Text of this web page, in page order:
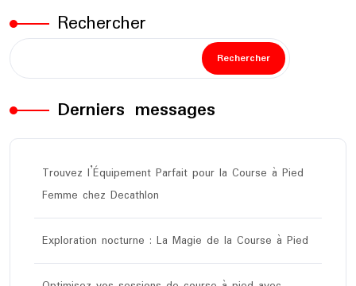
Rechercher
Rechercher
Derniers messages
Trouvez l’Équipement Parfait pour la Course à Pied
Femme chez Decathlon
Exploration nocturne : La Magie de la Course à Pied